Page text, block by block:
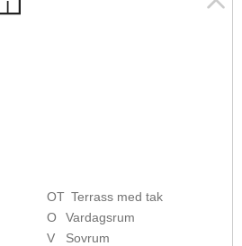
OT Terrass med tak
O
Vardagsrum
V
Sovrum